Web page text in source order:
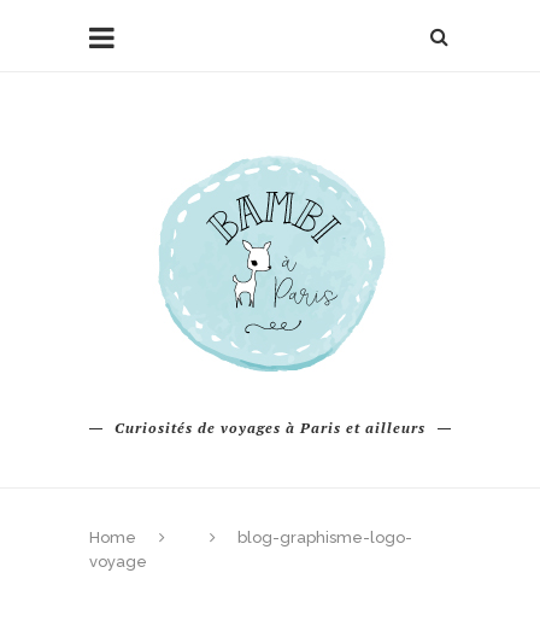
Curiosités de voyages à Paris et ailleurs
Home
blog-graphisme-logo-
voyage